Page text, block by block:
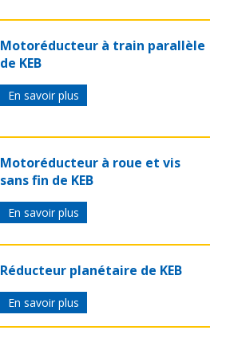
Motoréducteur à train parallèle
de KEB
En savoir plus
Motoréducteur à roue et vis
sans fin de KEB
En savoir plus
Réducteur planétaire de KEB
En savoir plus